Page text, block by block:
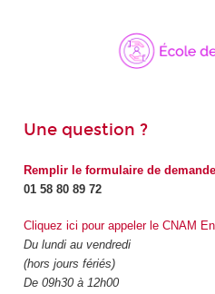
Une question ?
Remplir le formulaire de demande
01 58 80 89 72
Cliquez ici pour appeler le CNAM
Du lundi au vendredi
(hors jours fériés)
De 09h30 à 12h00